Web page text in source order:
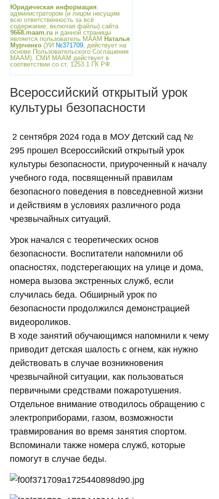
Юридическая информация:
администратором (и лицом несущим
всю ответственность за всё
содержание, включая файлы) сайта
9668.maam.ru и данной страницы
является пользователь МААМ Наталья
Мурченко (УИ №371709, действует на
основе Пользовательского Соглашения
МААМ). СМИ МААМ действует в
соответствии со ст. 1253.1 ГК РФ.
Всероссийский открытый урок
культуры безопасности
2 сентября 2024 года в МОУ Детский сад №
295 прошел Всероссийский открытый урок
культуры безопасности, приуроченный к началу
учебного года, посвященный правилам
безопасного поведения в повседневной жизни
и действиям в условиях различного рода
чрезвычайных ситуаций.
Урок начался с теоретических основ
безопасности. Воспитатели напомнили об
опасностях, подстерегающих на улице и дома,
номера вызова экстренных служб, если
случилась беда. Обширный урок по
безопасности продолжился демонстрацией
видеороликов.
В ходе занятий обучающимся напомнили к чему
приводит детская шалость с огнем, как нужно
действовать в случае возникновения
чрезвычайной ситуации, как пользоваться
первичными средствами пожаротушения.
Отдельное внимание отводилось обращению с
электроприборами, газом, возможности
травмирования во время занятия спортом.
Вспоминали также номера служб, которые
помогут в случае беды.